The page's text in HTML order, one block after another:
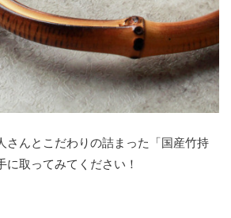
さんとこだわりの詰まった「国産竹持
に取ってみてください！